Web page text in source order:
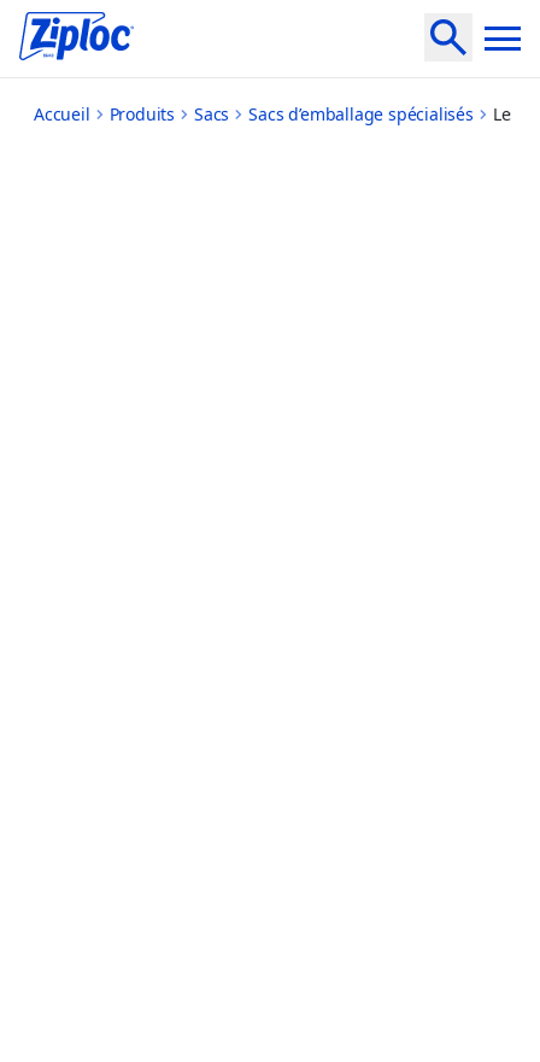
perfect-portions
Accueil Produits Sacs Sacs d’emballage spécialisés Les